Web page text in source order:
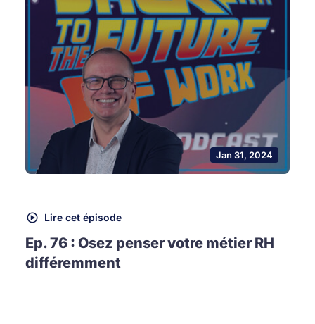
Jan 31, 2024
Lire cet épisode
Ep. 76 : Osez penser votre métier RH
différemment